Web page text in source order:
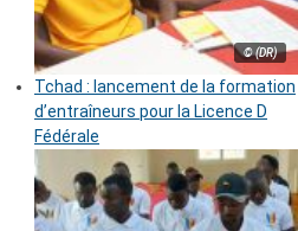
© (DR)
Tchad : lancement de la formation
d’entraîneurs pour la Licence D
Fédérale